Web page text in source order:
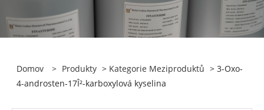
Domov > Produkty > Kategorie Meziproduktů > 3-Oxo-
4-androsten-17Î²-karboxylová kyselina